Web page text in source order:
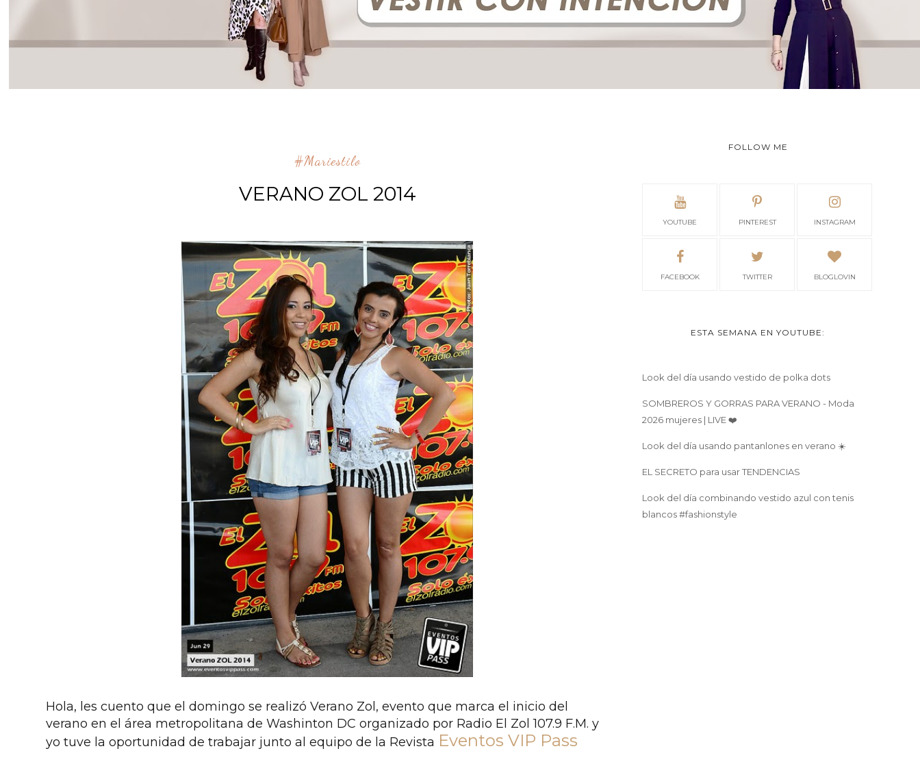
#mariestilo
VERANO ZOL 2014
Hola, les cuento que el domingo se realizó Verano Zol, evento que marca el inicio del
verano en el área metropolitana de Washinton DC organizado por Radio El Zol 107.9 F.M. y
yo tuve la oportunidad de trabajar junto al equipo de la Revista Eventos VIP Pass
FOLLOW ME
YOUTUBE PINTEREST INSTAGRAM
FACEBOOK TWITTER BLOGLOVIN
ESTA SEMANA EN YOUTUBE:
Look del día usando vestido de polka dots
SOMBREROS Y GORRAS PARA VERANO - Moda
2026 mujeres | LIVE ❤️
Look del día usando pantanlones en verano ☀️
EL SECRETO para usar TENDENCIAS
Look del día combinando vestido azul con tenis
blancos #fashionstyle